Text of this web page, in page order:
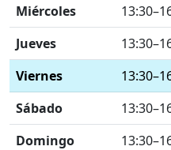
Miércoles
Jueves
Viernes
Sábado
Domingo